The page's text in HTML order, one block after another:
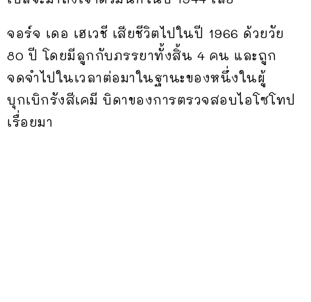
จอร์จ เดอ เฮเวชี เสียชีวิตไปในปี 1966 ด้วยวัย
80 ปี โดยมีลูกกับภรรยาทั้งสิ้น 4 คน และถูก
จดจำไปในเวลาต่อมาในฐานะของหนึ่งในผู้
บุกเบิกรังสีเคมี บิดาของการตรวจสอบไอโซโทป
เรื่อยมา